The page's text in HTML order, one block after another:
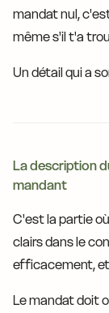
mandat nul,
même s'il t'a
Un détail qui a
La description
mandant
C'est la partie
clairs dans le
efficacement, et
Le mandat doit